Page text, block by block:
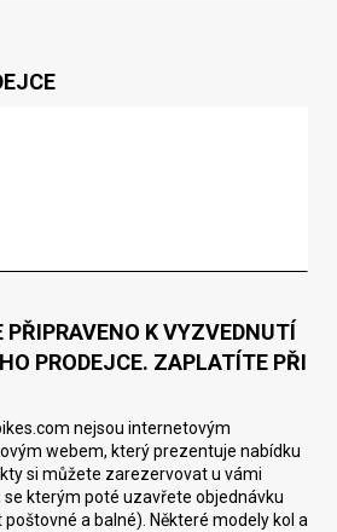
PŘIPRAVENO K VYZVEDNUTÍ
PRODEJCE. ZAPLATÍTE PŘI
nejsou internetovým
webem, který prezentuje nabídku
si můžete zarezervovat u vámi
kterým poté uzavřete objednávku
a balné). Některé modely kol a